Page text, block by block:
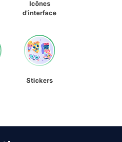
Icônes
d'interface
Stickers